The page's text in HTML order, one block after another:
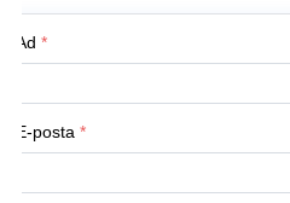
Ad *
E-posta *